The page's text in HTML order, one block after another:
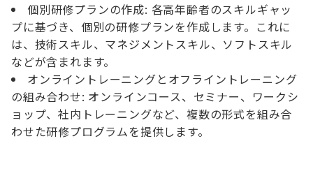
個別研修プランの作成: 各高年齢者のスキルギャッ
プに基づき、個別の研修プランを作成します。これに
は、技術スキル、マネジメントスキル、ソフトスキル
などが含まれます。
オンライントレーニングとオフライントレーニング
の組み合わせ: オンラインコース、セミナー、ワークシ
ョップ、社内トレーニングなど、複数の形式を組み合
わせた研修プログラムを提供します。